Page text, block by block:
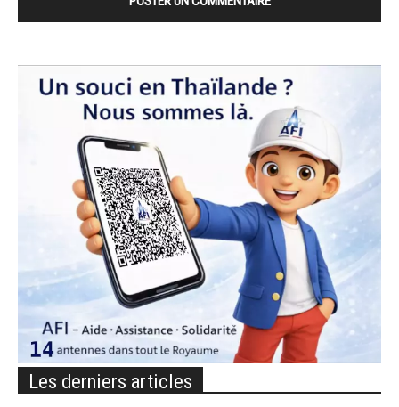
Les derniers articles